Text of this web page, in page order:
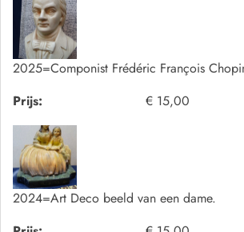
2025=Componist Frédéric François
Prijs:
€ 15,00
2024=Art Deco beeld van een dame.